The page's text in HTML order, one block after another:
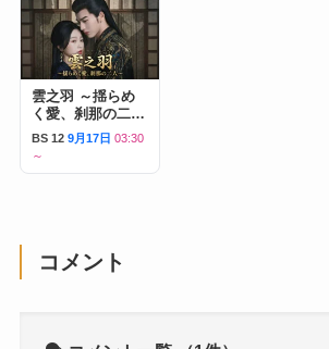
雲之羽 ～揺らめ
く愛、刹那の二人
～
BS 12 9月17日 03:30
～
コメント